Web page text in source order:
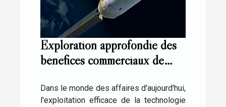
Exploration approfondie des
bénéfices commerciaux de
Dans le monde des affaires d'aujourd'hui,
l'exploitation efficace de la technologie